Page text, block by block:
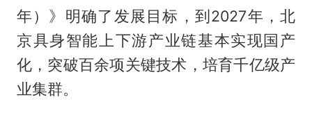
年）》明确了发展目标，到2027年，北
京具身智能上下游产业链基本实现国产
化，突破百余项关键技术，培育千亿级产
业集群。